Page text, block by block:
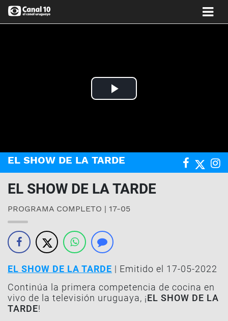
Play
EL SHOW DE LA TARDE
EL SHOW DE LA TARDE
PROGRAMA COMPLETO | 17-05
EL SHOW DE LA TARDE | Emitido el 17-05-2022
Continúa la primera competencia de cocina en
vivo de la televisión uruguaya, ¡EL SHOW DE LA
TARDE!